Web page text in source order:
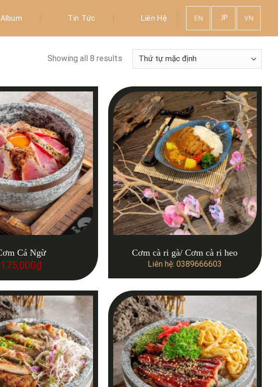
Album Tin Tức Liên Hệ
Showing all 8 results
Cá Ngừ
175,000₫
Cơm cà ri gà/ Cơm cà ri heo
Liên hệ: 0389666603